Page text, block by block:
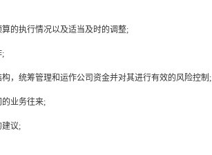
的执行情况以及适当及时的调整;
;
，统筹管理和运作公司资金并对其进行有效的风险控制;
业务往来;
建议;